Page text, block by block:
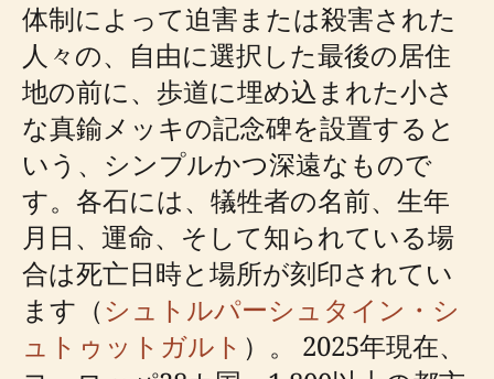
体制によって迫害または殺害された
人々の、自由に選択した最後の居住
地の前に、歩道に埋め込まれた小さ
な真鍮メッキの記念碑を設置すると
いう、シンプルかつ深遠なもので
す。各石には、犠牲者の名前、生年
月日、運命、そして知られている場
合は死亡日時と場所が刻印されてい
ます（シュトルパーシュタイン・シ
ュトゥットガルト ）。 2025年現在、